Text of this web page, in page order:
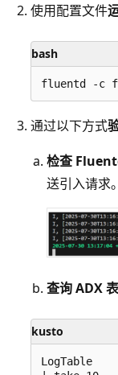
使用配置文件
bash
通过以下方式
检查
送引入请求。
查询 ADX 表
kusto
LogTable